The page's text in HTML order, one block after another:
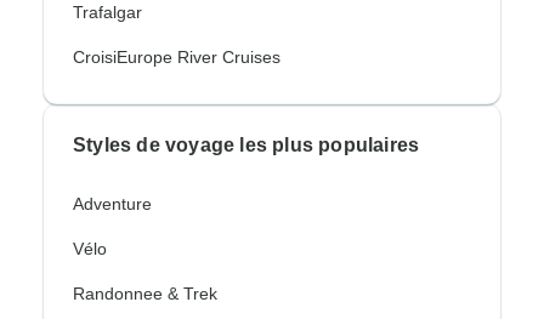
Trafalgar
CroisiEurope River Cruises
Styles de voyage les plus populaires
Adventure
Vélo
Randonnee & Trek